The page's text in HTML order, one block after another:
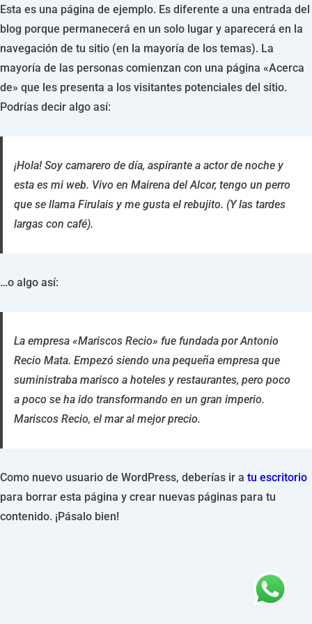
Esta es una página de ejemplo. Es diferente a una entrada del
blog porque permanecerá en un solo lugar y aparecerá en la
navegación de tu sitio (en la mayoría de los temas). La
mayoría de las personas comienzan con una página «Acerca
de» que les presenta a los visitantes potenciales del sitio.
Podrías decir algo así:
¡Hola! Soy camarero de día, aspirante a actor de noche y
esta es mi web. Vivo en Mairena del Alcor, tengo un perro
que se llama Firulais y me gusta el rebujito. (Y las tardes
largas con café).
…o algo así:
La empresa «Mariscos Recio» fue fundada por Antonio
Recio Mata. Empezó siendo una pequeña empresa que
suministraba marisco a hoteles y restaurantes, pero poco
a poco se ha ido transformando en un gran imperio.
Mariscos Recio, el mar al mejor precio.
Como nuevo usuario de WordPress, deberías ir a tu escritorio
para borrar esta página y crear nuevas páginas para tu
contenido. ¡Pásalo bien!